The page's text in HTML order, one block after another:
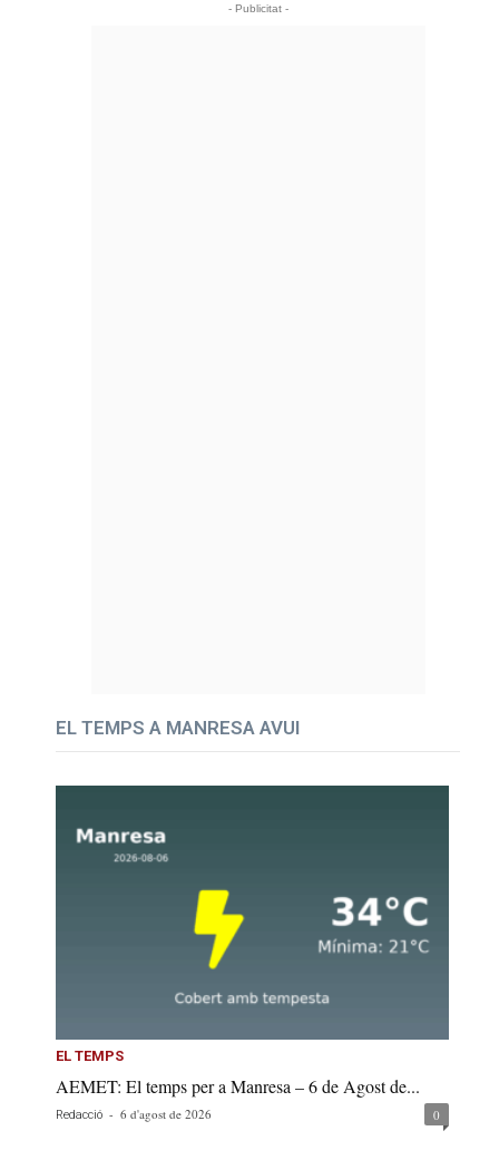
- Publicitat -
EL TEMPS A MANRESA AVUI
EL TEMPS
AEMET: El temps per a Manresa – 6 de Agost de...
Redacció - 6 d'agost de 2026 0